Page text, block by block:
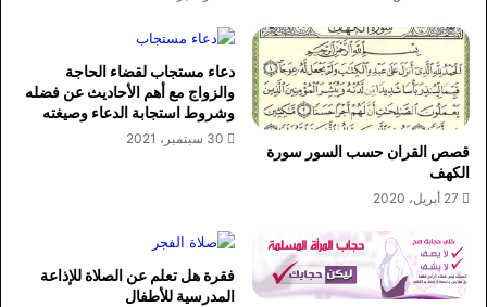
قصص القران حسب السور سورة
الكهف
27 أبريل، 2020
دعاء مستجاب لقضاء الحاجة
والزواج مع أهم الأحاديث عن فضله
وشروط استجابة الدعاء وصيغته
30 سبتمبر، 2021
فقرة هل تعلم عن الصلاة للإذاعة
المدرسية للأطفال